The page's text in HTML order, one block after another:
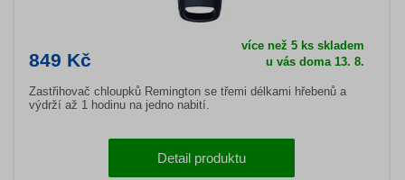
849 Kč
více než 5 ks skladem
u vás doma 13. 8.
Zastřihovač chloupků Remington se třemi délkami hřebenů a
výdrží až 1 hodinu na jedno nabití.
Detail produktu